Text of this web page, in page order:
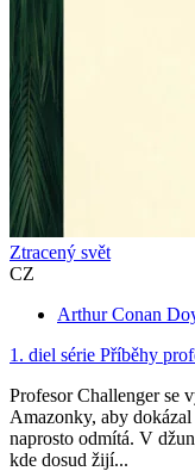
Ztracený svět
CZ
Arthur Conan
1. diel série Příběhy
Profesor Challenger se
Amazonky, aby
naprosto odmítá. V
kde dosud žijí...